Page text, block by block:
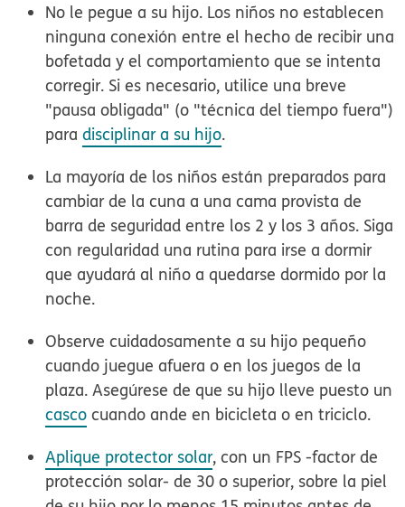
No le pegue a su hijo. Los niños no establecen
ninguna conexión entre el hecho de recibir una
bofetada y el comportamiento que se intenta
corregir. Si es necesario, utilice una breve
"pausa obligada" (o "técnica del tiempo fuera")
paradisciplinar a su hijo.
La mayoría de los niños están preparados para
cambiar de la cuna a unacama provista de
barra de seguridad entre los 2 y los 3 años. Siga
con regularidad una rutina para irse a dormir
que ayudará al niño a quedarse dormido por la
noche.
Observe cuidadosamente a su hijo pequeño
cuando juegue afuera o en los juegos de la
plaza. Asegúrese de que su hijo lleve puesto un
casco cuando ande en bicicleta o en triciclo.
Aplique protector solar, con un FPS -factor de
protección solar- de 30 o superior, sobre la piel